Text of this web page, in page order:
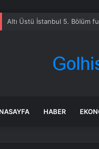
Edirne’de FETÖ şüphelileri
HABER